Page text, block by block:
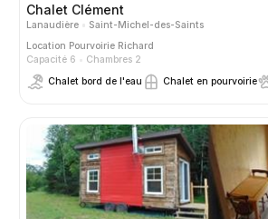
Chalet Clément
Lanaudière
Saint-Michel-des-Saints
Location Pourvoirie Richard
Capacité 6
Chambres 2
Chalet bord de l'eau
Chalet en pourvoirie